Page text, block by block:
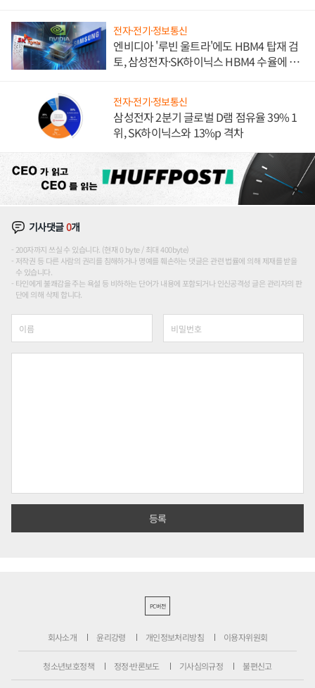
전자·전기·정보통신
엔비디아 '루빈 울트라'에도 HBM4 탑재 검
토, 삼성전자·SK하이닉스 HBM4 수율에 주
전자·전기·정보통신
삼성전자 2분기 글로벌 D램 점유율 39% 1
위, SK하이닉스와 13%p 격차
기사댓글0개
200자까지 쓰실 수 있습니다. (현재 0 byte / 최대 400byte)
저작권 등 다른 사람의 권리를 침해하거나 명예를 훼손하는 댓글은 관련 법률에 의해 제재를 받을
수 있습니다.
타인에게 불쾌감을 주는 욕설 등 비하하는 단어가 내용에 포함되거나 인신공격성 글은 관리자의 판
단에 의해 삭제 합니다.
PC버전
회사소개 윤리강령 개인정보처리방침 이용자위원회
청소년보호정책 정정·반론보도 기사심의규정 불편신고